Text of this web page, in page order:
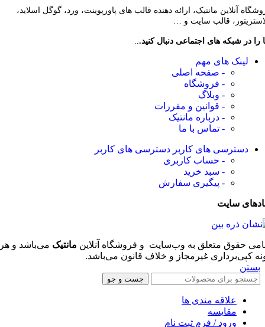
آنلاین مانتیک، ارائه دهنده قالب های پاورپوینت، ورد، گوگل اسلاید،
قالب سایت و …
را در شبکه های اجتماعی دنبال کنید...
لینک های مهم
- صفحه اصلی
- فروشگاه
- وبلاگ
- قوانین و مقررات
- درباره مانتیک
- تماس با ما
دسترسی های کاربر دسترسی های کاربر
- حساب کاربری
- سبد خرید
- پیگیری سفارش
سایت
حقوق متعلق به وب‌سایت و فروشگاه‌ آنلاین مانتیک می‌باشد و هر
کپی‌برداری غیرمجاز و خلاف قانون می‌باشد.
بستن
جست و جو
علاقه مندی ها
مقایسه
ورود / فرم ثبت نام